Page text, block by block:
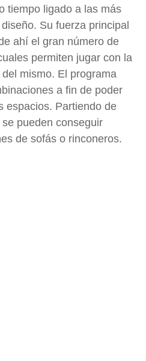
tiempo ligado a las más
Su fuerza principal
ahí el gran número de
permiten jugar con la
mismo. El programa
a fin de poder
espacios. Partiendo de
pueden conseguir
de sofás o rinconeros.